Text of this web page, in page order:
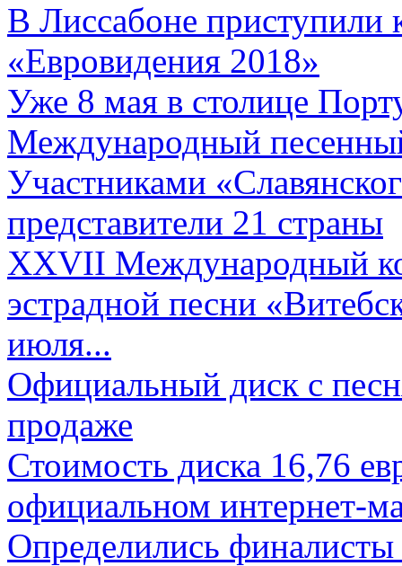
В Лиссабоне приступили
«Евровидения 2018»
Уже 8 мая в столице
Международный
Участниками
представители 21 страны
XXVII Международный
эстрадной песни
июля...
Официальный диск с
продаже
Стоимость диска 16,76
официальном интернет-
Определились